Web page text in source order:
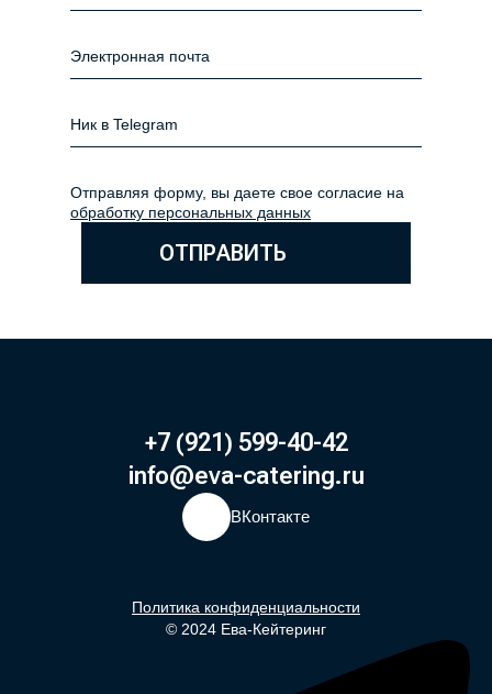
Отправляя форму, вы даете свое согласие на
обработку персональных данных
ОТПРАВИТЬ
+7 (921) 599-40-42
info@eva-catering.ru
ВКонтакте
Политика конфиденциальности
© 2024 Ева-Кейтеринг